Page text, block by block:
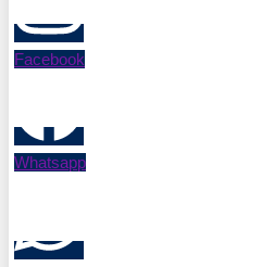
Facebook
Whatsapp